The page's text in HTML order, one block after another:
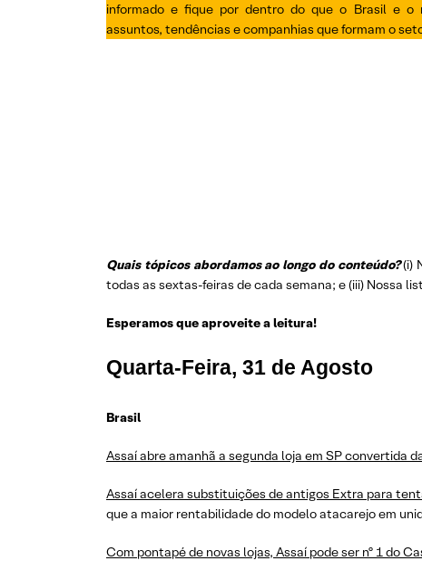
informado e fique por dentro do que o Brasil e o
assuntos, tendências e companhias que formam o
Quais tópicos abordamos ao longo do conteúdo? (i)
todas as sextas-feiras de cada semana; e (iii) Nossa
Esperamos que aproveite a leitura!
Quarta-Feira, 31 de Agosto
Brasil
Assaí abre amanhã a segunda loja em SP convertida
Assaí acelera substituições de antigos Extra para
que a maior rentabilidade do modelo atacarejo em
Com pontapé de novas lojas, Assaí pode ser nº 1 do